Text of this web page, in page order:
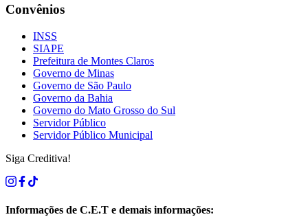
Convênios
INSS
SIAPE
Prefeitura de Montes Claros
Governo de Minas
Governo de São Paulo
Governo da Bahia
Governo do Mato Grosso do Sul
Servidor Público
Servidor Público Municipal
Siga Creditiva!
Informações de C.E.T e demais informações: